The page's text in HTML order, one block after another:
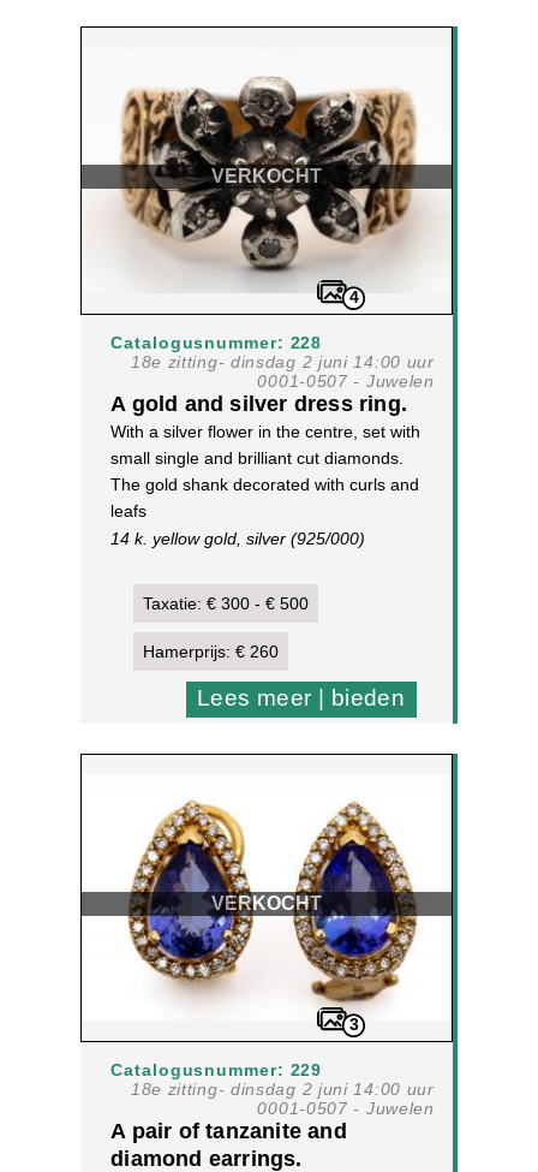
VERKOCHT
4
Catalogusnummer: 228
18e zitting- dinsdag 2 juni 14:00 uur
0001-0507 - Juwelen
A gold and silver dress ring.
With a silver flower in the centre, set with
small single and brilliant cut diamonds.
The gold shank decorated with curls and
leafs
14 k. yellow gold, silver (925/000)
Taxatie: € 300 - € 500
Hamerprijs: € 260
Lees meer | bieden
VERKOCHT
3
Catalogusnummer: 229
18e zitting- dinsdag 2 juni 14:00 uur
0001-0507 - Juwelen
A pair of tanzanite and
diamond earrings.